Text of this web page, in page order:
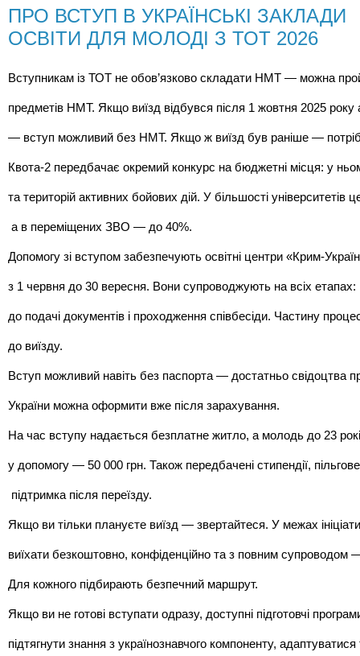
ПРО ВСТУП В УКРАЇНСЬКІ ЗАКЛАДИ
ОСВІТИ ДЛЯ МОЛОДІ З ТОТ 2026
Вступникам із ТОТ не обов’язково складати НМТ — можна
предметів НМТ. Якщо виїзд відбувся після 1 жовтня 2025
— вступ можливий без НМТ. Якщо ж виїзд був раніше —
Квота-2 передбачає окремий конкурс на бюджетні місця: у
та територій активних бойових дій. У більшості
а в переміщених ЗВО — до 40%.
Допомогу зі вступом забезпечують освітні центри «Крим-
з 1 червня до 30 вересня. Вони супроводжують на всіх
до подачі документів і проходження співбесіди. Частину
до виїзду.
Вступ можливий навіть без паспорта — достатньо свідоцтва
України можна оформити вже після зарахування.
На час вступу надається безплатне житло, а молодь до 23
у допомогу — 50 000 грн. Також передбачені стипендії,
підтримка після переїзду.
Якщо ви тільки плануєте виїзд — звертайтеся. У межах
виїхати безкоштовно, конфіденційно та з повним супроводом
Для кожного підбирають безпечний маршрут.
Якщо ви не готові вступати одразу, доступні підготовчі
підтягнути знання з українознавчого компоненту,